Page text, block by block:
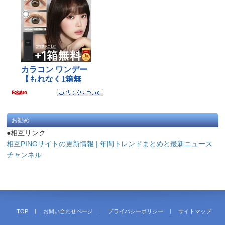
お勧め
●相互リンク
相互PINGサイトの更新情報 | 年間トレンドまとめと最新ニュース
チャンネル
TOP お問い合わせページ プライバシーポリシー サイトマップ